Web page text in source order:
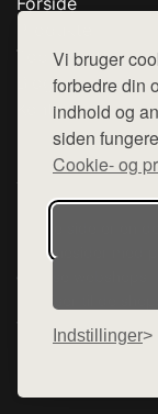
Vi bruger
forbedre din
indhold og
siden
Cookie- og
Indstillinger
Top Rabatter
Blog
Kontakt
Denne side er en
hjemmesider
diverse
henviser til de
varerne på lager.